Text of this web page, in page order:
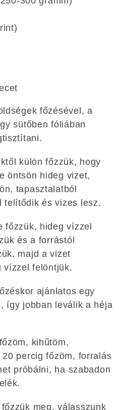
főzésével, a
sütőben fóliában
külön főzzük, hogy
öntsön hideg vizet,
tapasztalatból
telítődik és vizes lesz.
főzzük, hideg vízzel
és a forrástól
majd a vizet
vízzel felöntjük.
ajánlatos egy
így jobban leválik a héja
kihűtöm,
percig főzöm, forralás
próbálni, ha szabadon
meg, válasszunk